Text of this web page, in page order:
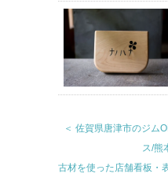
＜ 佐賀県唐津市のジム
ス/熊
古材を使った店舗看板・